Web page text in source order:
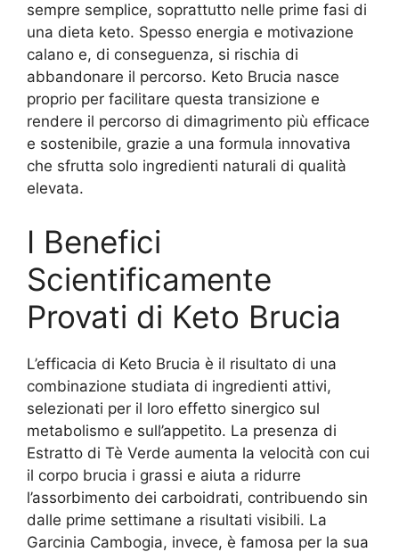
sempre semplice, soprattutto nelle prime fasi di
una dieta keto. Spesso energia e motivazione
calano e, di conseguenza, si rischia di
abbandonare il percorso. Keto Brucia nasce
proprio per facilitare questa transizione e
rendere il percorso di dimagrimento più efficace
e sostenibile, grazie a una formula innovativa
che sfrutta solo ingredienti naturali di qualità
elevata.
I Benefici
Scientificamente
Provati di Keto Brucia
L’efficacia di Keto Brucia è il risultato di una
combinazione studiata di ingredienti attivi,
selezionati per il loro effetto sinergico sul
metabolismo e sull’appetito. La presenza di
Estratto di Tè Verde aumenta la velocità con cui
il corpo brucia i grassi e aiuta a ridurre
l’assorbimento dei carboidrati, contribuendo sin
dalle prime settimane a risultati visibili. La
Garcinia Cambogia, invece, è famosa per la sua